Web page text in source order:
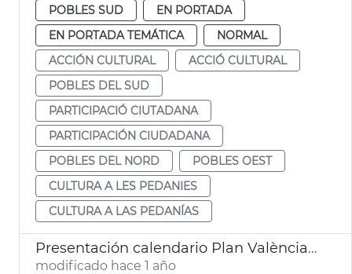
POBLES SUD
EN PORTADA
EN PORTADA TEMÁTICA
NORMAL
ACCIÓN CULTURAL
ACCIÓ CULTURAL
POBLES DEL SUD
PARTICIPACIÓ CIUTADANA
PARTICIPACIÓN CIUDADANA
POBLES DEL NORD
POBLES OEST
CULTURA A LES PEDANIES
CULTURA A LAS PEDANÍAS
Presentación calendario Plan València Más Segura
modificado hace 1 año